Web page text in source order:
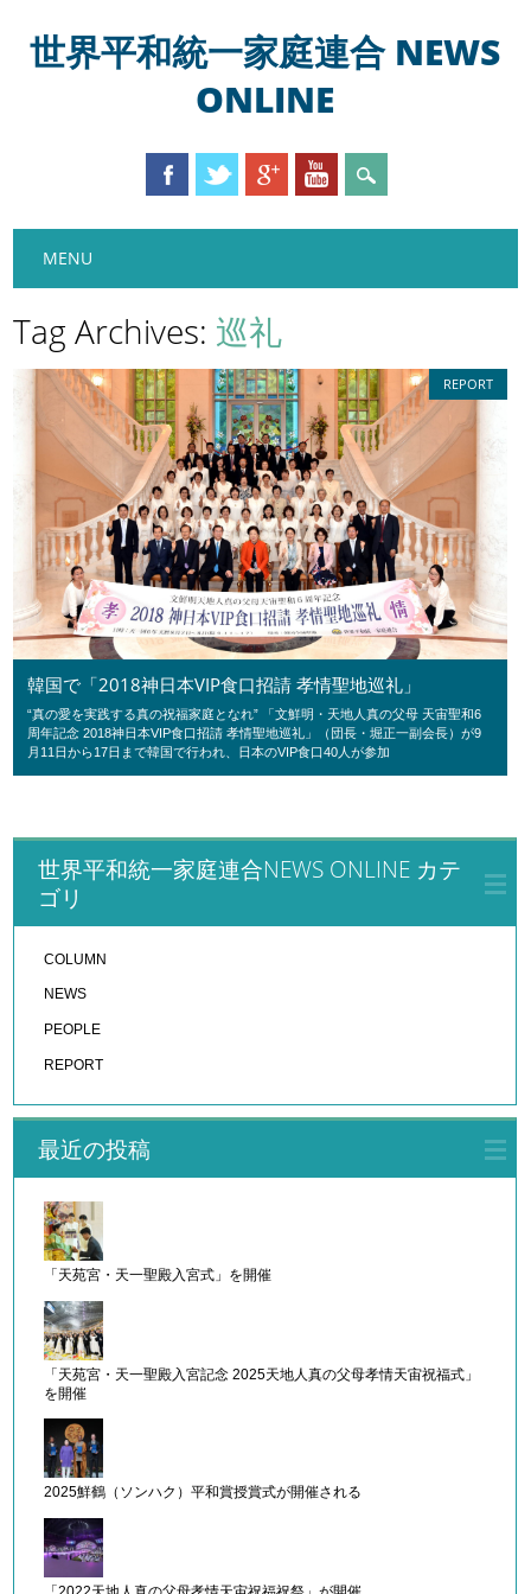
世界平和統一家庭連合 NEWS
ONLINE
Main menu
MENU
Tag Archives: 巡礼
REPORT
韓国で「2018神日本VIP食口招請 孝情聖地巡礼」
“真の愛を実践する真の祝福家庭となれ” 「文鮮明・天地人真の父母 天宙聖和6
周年記念 2018神日本VIP食口招請 孝情聖地巡礼」（団長・堀正一副会長）が9
月11日から17日まで韓国で行われ、日本のVIP食口40人が参加
世界平和統一家庭連合NEWS ONLINE カテ
ゴリ
COLUMN
NEWS
PEOPLE
REPORT
最近の投稿
「天苑宮・天一聖殿入宮式」を開催
「天苑宮・天一聖殿入宮記念 2025天地人真の父母孝情天宙祝福式」
を開催
2025鮮鶴（ソンハク）平和賞授賞式が開催される